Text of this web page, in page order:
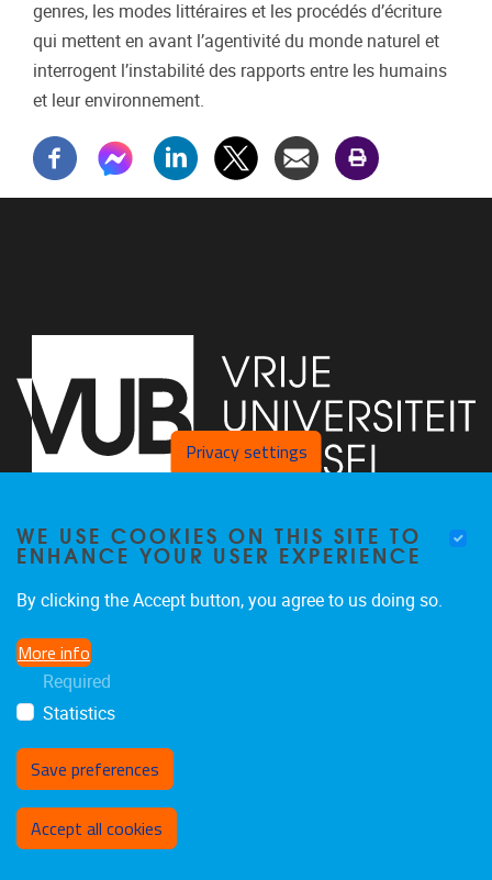
genres, les modes littéraires et les procédés d’écriture
qui mettent en avant l’agentivité du monde naturel et
interrogent l’instabilité des rapports entre les humains
et leur environnement.
Faculty of Arts and Philosophy - Pleinlaan 2 1050 Brussel
+32-2-6292657
Arvi.Sepp@vub.be
FacebookLinkedIn
Privacy settings
WE USE COOKIES ON THIS SITE TO
ENHANCE YOUR USER EXPERIENCE
By clicking the Accept button, you agree to us doing so.
More info
Required
Statistics
Save preferences
Accept all cookies